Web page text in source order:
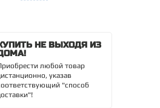
НЕ ВЫХОДЯ ИЗ
любой товар
указав
"способ